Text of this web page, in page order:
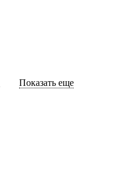
Показать еще